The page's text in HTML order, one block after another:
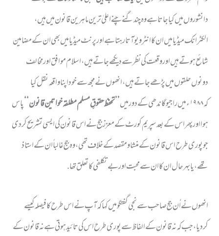
دانشوروں میں کیا جاتا ہے وہ چند گنے چنے اعلیٰ ترین ماہرین قانون میں ہیں،
الکٹرانک میڈیا میں ان کا انٹرویو آتا رہتا ہے اور پرنٹ میڈیا میں بھی ان کے مضامین
شائع ہوتے ہیں اور وقعت کی نظر سے دیکھے جاتے ہیں، اسلام موافق اور مخالف
دونوں حلقوں میں پڑھے جاتے ہیں، انھوں نے مجھ سے خود اپنا واقعہ نقل کیا
کہ ۱۹۸۸ء میں راجیوگاندھی کے دور میں
’’تحفظ حقوقِ مسلم مطلقہ خواتین قانون‘‘پاس
ہوا اور پھر اس کے بعد سپریم کورٹ کے معزز جج نے اس قانون کی ایسی تشریح کردی
جو پوری طرح اس قانون کے منشا و مقصد کے خلاف تھی، وہ جج غالباً ان کے استاذ
تھے، یا بہر حال ان کا ان سے محبت اور بے تکلفی کا تعلق تھا.
انھوں نے اُن جج صاحب سے نجی گفتگو میں کہا کہ آپ نے اس طرح کا فیصلہ کیسے
کردیا، جب کہ نہ قانون کے الفاظ سے پوری طرح اس کی تائید ہوتی ہے نہ قانون کے